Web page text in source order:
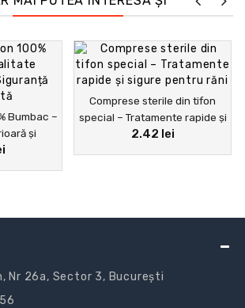
Bumbac –
și
Comprese sterile din tifon
special – Tratamente rapide și
sigure pentru răni
2.42 lei
Nr 26a, Sector 3, București